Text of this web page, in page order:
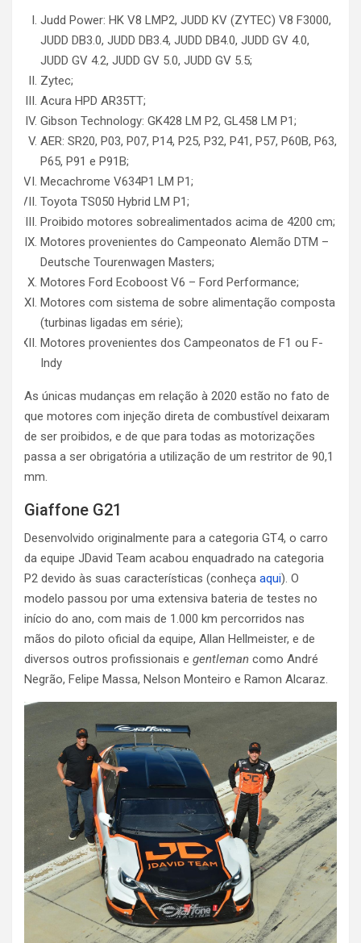
Judd Power: HK V8 LMP2, JUDD KV (ZYTEC) V8 F3000,
JUDD DB3.0, JUDD DB3.4, JUDD DB4.0, JUDD GV 4.0,
JUDD GV 4.2, JUDD GV 5.0, JUDD GV 5.5;
Zytec;
Acura HPD AR35TT;
Gibson Technology: GK428 LM P2, GL458 LM P1;
AER: SR20, P03, P07, P14, P25, P32, P41, P57, P60B, P63,
P65, P91 e P91B;
Mecachrome V634P1 LM P1;
Toyota TS050 Hybrid LM P1;
Proibido motores sobrealimentados acima de 4200 cm;
Motores provenientes do Campeonato Alemão DTM –
Deutsche Tourenwagen Masters;
Motores Ford Ecoboost V6 – Ford Performance;
Motores com sistema de sobre alimentação composta
(turbinas ligadas em série);
Motores provenientes dos Campeonatos de F1 ou F-
Indy
As únicas mudanças em relação à 2020 estão no fato de
que motores com injeção direta de combustível deixaram
de ser proibidos, e de que para todas as motorizações
passa a ser obrigatória a utilização de um restritor de 90,1
mm.
Giaffone G21
Desenvolvido originalmente para a categoria GT4, o carro
da equipe JDavid Team acabou enquadrado na categoria
P2 devido às suas características (conheça aqui). O
modelo passou por uma extensiva bateria de testes no
início do ano, com mais de 1.000 km percorridos nas
mãos do piloto oficial da equipe, Allan Hellmeister, e de
diversos outros profissionais e gentleman como André
Negrão, Felipe Massa, Nelson Monteiro e Ramon Alcaraz.